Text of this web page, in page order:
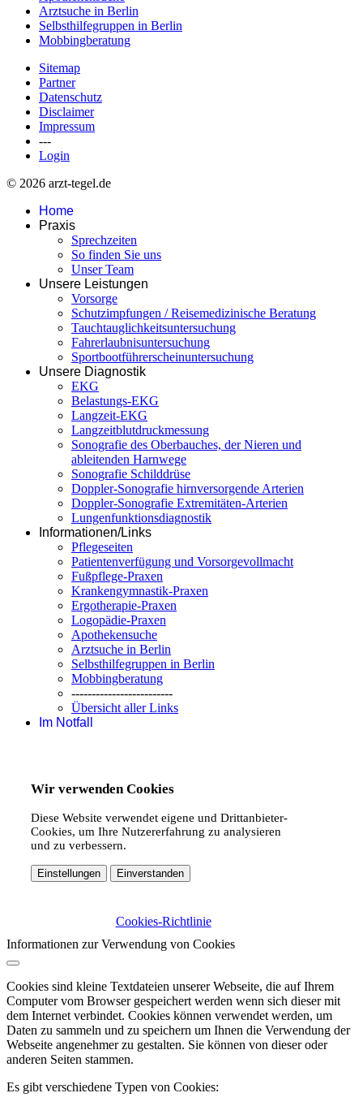
Arztsuche in Berlin
Selbsthilfegruppen in Berlin
Mobbingberatung
Sitemap
Partner
Datenschutz
Disclaimer
Impressum
---
Login
© 2026 arzt-tegel.de
Home
Praxis
Sprechzeiten
So finden Sie uns
Unser Team
Unsere Leistungen
Vorsorge
Schutzimpfungen / Reisemedizinische Beratung
Tauchtauglichkeitsuntersuchung
Fahrerlaubnisuntersuchung
Sportbootführerscheinuntersuchung
Unsere Diagnostik
EKG
Belastungs-EKG
Langzeit-EKG
Langzeitblutdruckmessung
Sonografie des Oberbauches, der Nieren und
ableitenden Harnwege
Sonografie Schilddrüse
Doppler-Sonografie hirnversorgende Arterien
Doppler-Sonografie Extremitäten-Arterien
Lungenfunktionsdiagnostik
Informationen/Links
Pflegeseiten
Patientenverfügung und Vorsorgevollmacht
Fußpflege-Praxen
Krankengymnastik-Praxen
Ergotherapie-Praxen
Logopädie-Praxen
Apothekensuche
Arztsuche in Berlin
Selbsthilfegruppen in Berlin
Mobbingberatung
-------------------------
Übersicht aller Links
Im Notfall
Wir verwenden Cookies
Diese Website verwendet eigene und Drittanbieter-
Cookies, um Ihre Nutzererfahrung zu analysieren
und zu verbessern.
Einstellungen Einverstanden
Cookies-Richtlinie
Informationen zur Verwendung von Cookies
Cookies sind kleine Textdateien unserer Webseite, die auf Ihrem
Computer vom Browser gespeichert werden wenn sich dieser mit
dem Internet verbindet. Cookies können verwendet werden, um
Daten zu sammeln und zu speichern um Ihnen die Verwendung der
Webseite angenehmer zu gestalten. Sie können von dieser oder
anderen Seiten stammen.
Es gibt verschiedene Typen von Cookies: